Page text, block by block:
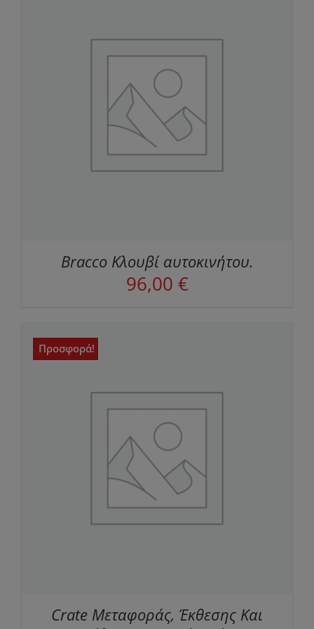
Bracco Κλουβί αυτοκινήτου.
96,00 €
Προσφορά!
Crate Μεταφοράς, Έκθεσης Και